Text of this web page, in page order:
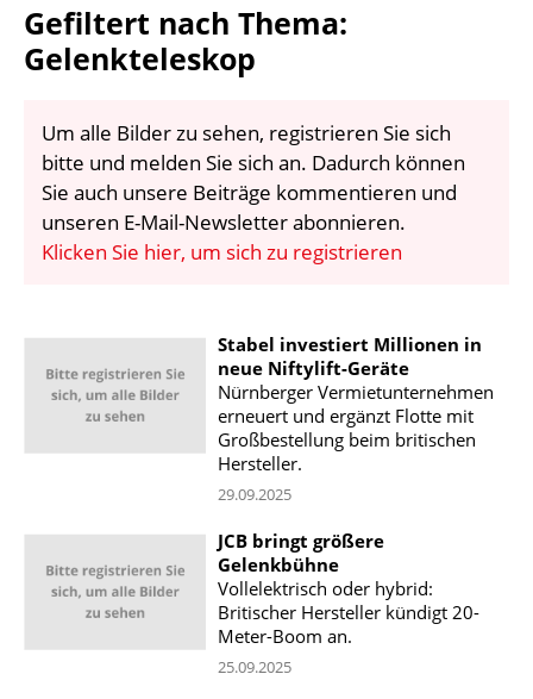
KRAN & BÜHNE
MEDIADATEN
WÄHRUNGSRECHNER
EINHEITENKONVERTER
Gefiltert nach Thema:
Gelenkteleskop
Um alle Bilder zu sehen, registrieren Sie sich
bitte und melden Sie sich an. Dadurch können
Sie auch unsere Beiträge kommentieren und
unseren E-Mail-Newsletter abonnieren.
Klicken Sie hier, um sich zu registrieren
Stabel investiert Millionen in
neue Niftylift-Geräte
Nürnberger Vermietunternehmen
erneuert und ergänzt Flotte mit
Großbestellung beim britischen
Hersteller.
29.09.2025
JCB bringt größere
Gelenkbühne
Vollelektrisch oder hybrid:
Britischer Hersteller kündigt 20-
Meter-Boom an.
25.09.2025